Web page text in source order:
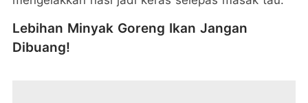
Lebihan Minyak Goreng Ikan Jangan
Dibuang!